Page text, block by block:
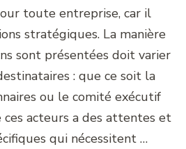
toute entreprise, car il
stratégiques. La manière
sont présentées doit varier
: que ce soit la
ou le comité exécutif
ces acteurs a des attentes et
qui nécessitent …